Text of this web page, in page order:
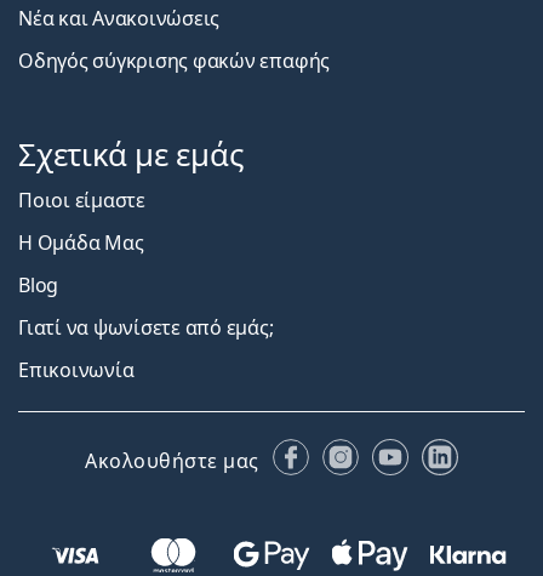
Νέα και Ανακοινώσεις
Οδηγός σύγκρισης φακών επαφής
Σχετικά με εμάς
Ποιοι είμαστε
Η Ομάδα Μας
Blog
Γιατί να ψωνίσετε από εμάς;
Επικοινωνία
Ακολουθήστε μας FacebookInstagram
YouTubeLinkedIn